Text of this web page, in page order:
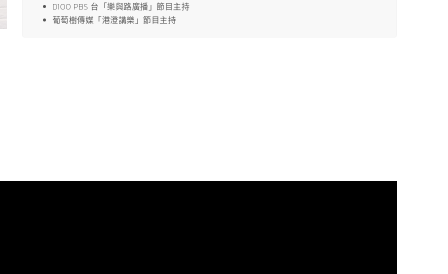
D100 PBS 台「樂與路廣播」節目主持
葡萄樹傳媒「港澄講樂」節目主持